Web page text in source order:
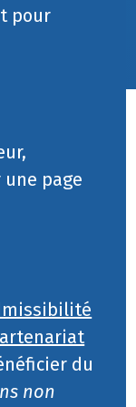
pour
une page
du
non